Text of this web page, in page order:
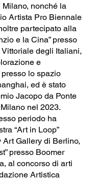
Milano, nonché la
Artista Pro Biennale
partecipato alla
e la Cina” presso
degli Italiani,
e
presso lo spazio
ed è stato
Jacopo da Ponte
nel 2023.
periodo ha
“Art in Loop”
Art Gallery di Berlino,
presso Boomer
al concorso di arti
Artistica